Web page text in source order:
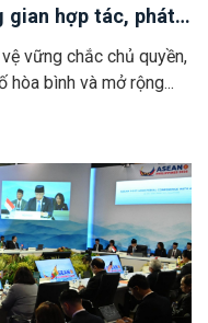
gian hợp tác, phát
vững chắc chủ quyền,
bình và mở rộng...